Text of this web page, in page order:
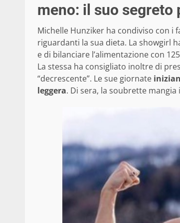
meno: il suo
Michelle Hunziker ha condiviso con i
riguardanti la sua dieta. La showgirl
e di bilanciare l’alimentazione con
La stessa ha consigliato inoltre di
“decrescente”. Le sue giornate
leggera. Di sera, la soubrette